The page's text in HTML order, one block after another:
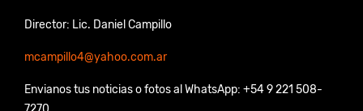
Director: Lic. Daniel Campillo
mcampillo4@yahoo.com.ar
Envianos tus noticias o fotos al WhatsApp: +54 9 221 508-